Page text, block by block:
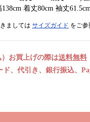
着丈80cm 袖丈
ましては サイズガイド をご参
）お買上げの際は送料無料
、代引き、銀行振込、